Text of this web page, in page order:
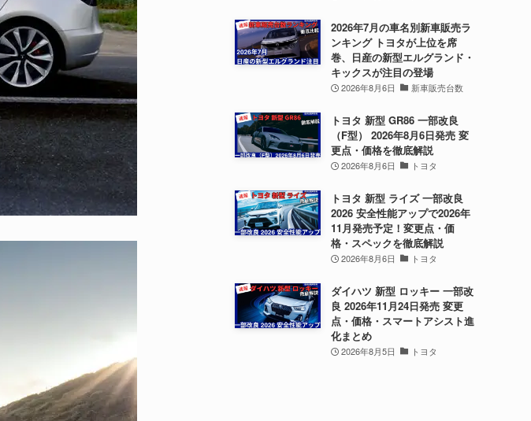
2026年7月の車名別新車販売ラ
ンキング トヨタが上位を席
巻、日産の新型エルグランド・
キックスが注目の登場
2026年8月6日 新車販売台数
トヨタ 新型 GR86 一部改良
（F型） 2026年8月6日発売 変
更点・価格を徹底解説
2026年8月6日 トヨタ
トヨタ 新型 ライズ 一部改良
2026 安全性能アップで2026年
11月発売予定！変更点・価
格・スペックを徹底解説
2026年8月6日 トヨタ
ダイハツ 新型 ロッキー 一部改
良 2026年11月24日発売 変更
点・価格・スマートアシスト進
化まとめ
2026年8月5日 トヨタ